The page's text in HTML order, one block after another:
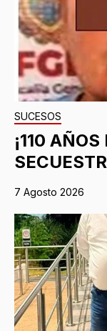
SUCESOS
¡110
7 Agosto 2026